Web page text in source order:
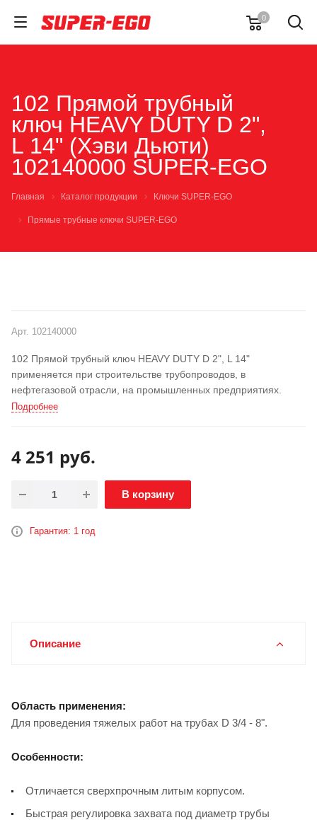
0
102 Прямой трубный
ключ HEAVY DUTY D 2",
L 14" (Хэви Дьюти)
102140000 SUPER-EGO
Главная Каталог продукции Ключи SUPER-EGO
Прямые трубные ключи SUPER-EGO
Арт. 102140000
102 Прямой трубный ключ HEAVY DUTY D 2", L 14"
применяется при строительстве трубопроводов, в
нефтегазовой отрасли, на промышленных предприятиях.
Подробнее
4 251 руб.
В корзину
Гарантия: 1 год
Описание
Область применения:
Для проведения тяжелых работ на трубах D 3/4 - 8".
Особенности:
Отличается сверхпрочным литым корпусом.
Быстрая регулировка захвата под диаметр трубы